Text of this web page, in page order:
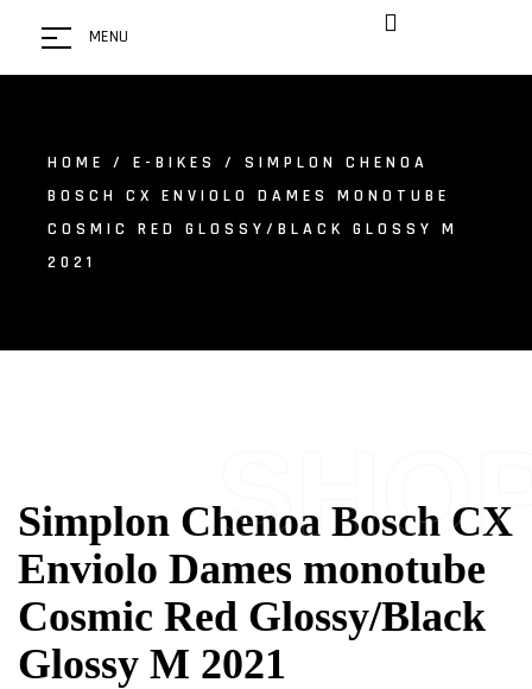
MENU
HOME / E-BIKES
/ SIMPLON CHENOA
BOSCH CX ENVIOLO DAMES MONOTUBE
COSMIC RED GLOSSY/BLACK GLOSSY M
2021
Simplon Chenoa Bosch CX
Enviolo Dames monotube
Cosmic Red Glossy/Black
Glossy M 2021